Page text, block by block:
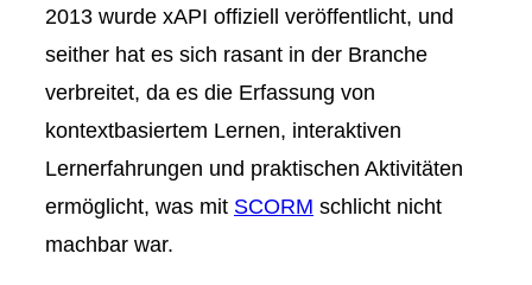
2013 wurde xAPI offiziell veröffentlicht, und
seither hat es sich rasant in der Branche
verbreitet, da es die Erfassung von
kontextbasiertem Lernen, interaktiven
Lernerfahrungen und praktischen Aktivitäten
ermöglicht, was mit SCORM schlicht nicht
machbar war.